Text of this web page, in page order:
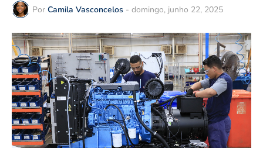
Por Camila Vasconcelos - domingo, junho 22, 2025